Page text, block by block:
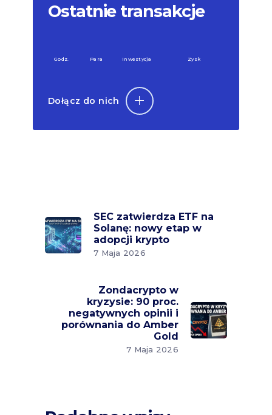
Ostatnie transakcje
Godz. Para Inwestycja Zysk
Dołącz do nich
SEC zatwierdza ETF na
Solanę: nowy etap w
adopcji krypto
7 Maja 2026
Zondacrypto w
kryzysie: 90 proc.
negatywnych opinii i
porównania do Amber
Gold
7 Maja 2026